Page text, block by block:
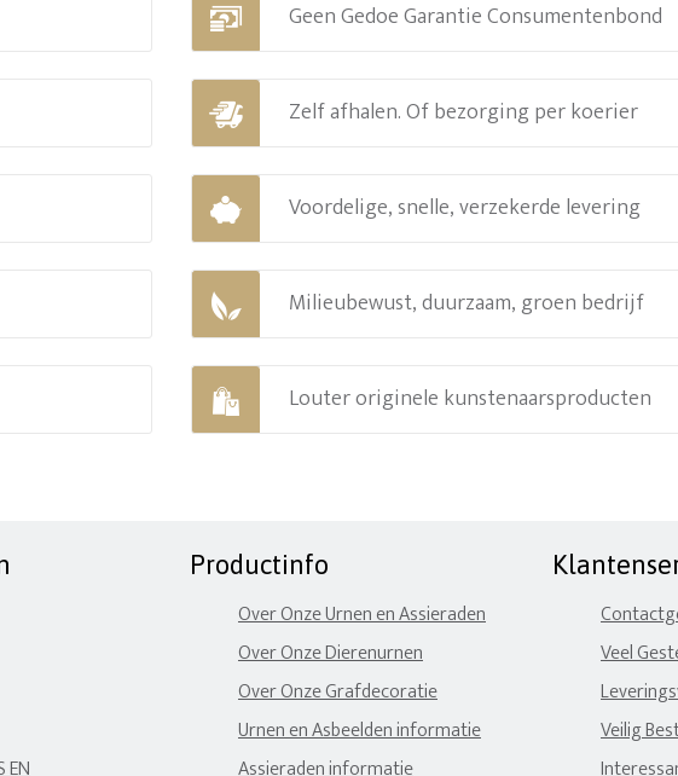
Geen Gedoe Garantie Consumentenbond
Zelf afhalen. Of bezorging per koerier
Voordelige, snelle, verzekerde levering
Milieubewust, duurzaam, groen bedrijf
Louter originele kunstenaarsproducten
Productinfo
Over Onze Urnen en Assieraden
Over Onze Dierenurnen
Over Onze Grafdecoratie
Urnen en Asbeelden informatie
Veel
Veilig